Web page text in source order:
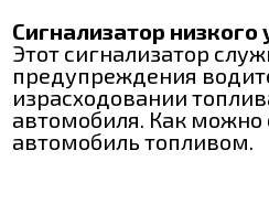
Сигнализатор низкого
Этот сигнализатор
предупреждения
израсходовании
автомобиля. Как можно
автомобиль топливом.